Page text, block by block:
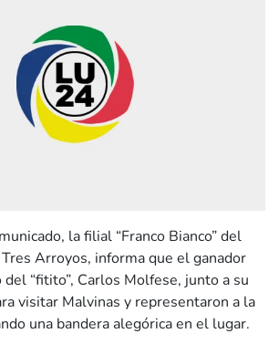
la filial “Franco Bianco” del
Arroyos, informa que el ganador
“fitito”, Carlos Molfese, junto a su
visitar Malvinas y representaron a la
una bandera alegórica en el lugar.